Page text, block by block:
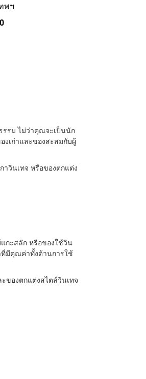
พฯ
รม ไม่ว่าคุณจะเป็นนัก
เก่าและของสะสมกับผู้
วินเทจ หรือของตกแต่ง
กะสลัก หรือของใช้วิน
ที่มีคุณค่าทั้งด้านการใช้
ของตกแต่งสไตล์วินเทจ